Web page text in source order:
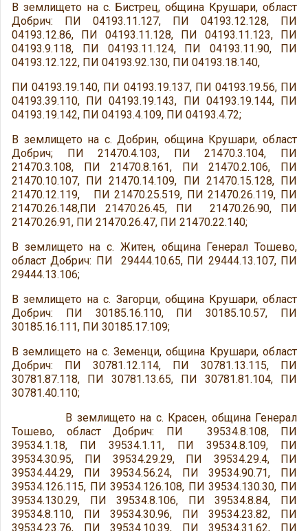
В землището на с. Бистрец, община Крушари, област
Добрич: ПИ 04193.11.127, ПИ 04193.12.128, ПИ
04193.12.86, ПИ 04193.11.128, ПИ 04193.11.123, ПИ
04193.9.118, ПИ 04193.11.124, ПИ 04193.11.90, ПИ
04193.12.122, ПИ 04193.92.130, ПИ 04193.18.140,
ПИ 04193.19.140, ПИ 04193.19.137, ПИ 04193.19.56, ПИ
04193.39.110, ПИ 04193.19.143, ПИ 04193.19.144, ПИ
04193.19.142, ПИ 04193.4.109, ПИ 04193.4.72;
В землището на с. Добрин, община Крушари, област
Добрич; ПИ 21470.4.103, ПИ 21470.3.104, ПИ
21470.3.108, ПИ 21470.8.161, ПИ 21470.2.106, ПИ
21470.10.107, ПИ 21470.14.109, ПИ 21470.15.128, ПИ
21470.12.119, ПИ 21470.25.519, ПИ 21470.26.119, ПИ
21470.26.148,ПИ 21470.26.45, ПИ 21470.26.90, ПИ
21470.26.91, ПИ 21470.26.47, ПИ 21470.22.140;
В землището на с. Житен, община Генерал Тошево,
област Добрич: ПИ 29444.10.65, ПИ 29444.13.107, ПИ
29444.13.106;
В землището на с. Загорци, община Крушари, област
Добрич: ПИ 30185.16.110, ПИ 30185.10.57, ПИ
30185.16.111, ПИ 30185.17.109;
В землището на с. Земенци, община Крушари, област
Добрич: ПИ 30781.12.114, ПИ 30781.13.115, ПИ
30781.87.118, ПИ 30781.13.65, ПИ 30781.81.104, ПИ
30781.40.110;
В землището на с. Красен, община Генерал
Тошево, област Добрич: ПИ 39534.8.108, ПИ
39534.1.18, ПИ 39534.1.11, ПИ 39534.8.109, ПИ
39534.30.95, ПИ 39534.29.29, ПИ 39534.29.4, ПИ
39534.44.29, ПИ 39534.56.24, ПИ 39534.90.71, ПИ
39534.126.115, ПИ 39534.126.108, ПИ 39534.130.30, ПИ
39534.130.29, ПИ 39534.8.106, ПИ 39534.8.84, ПИ
39534.8.110, ПИ 39534.30.96, ПИ 39534.23.82, ПИ
39534.23.76, ПИ 39534.10.39, ПИ 39534.31.62, ПИ